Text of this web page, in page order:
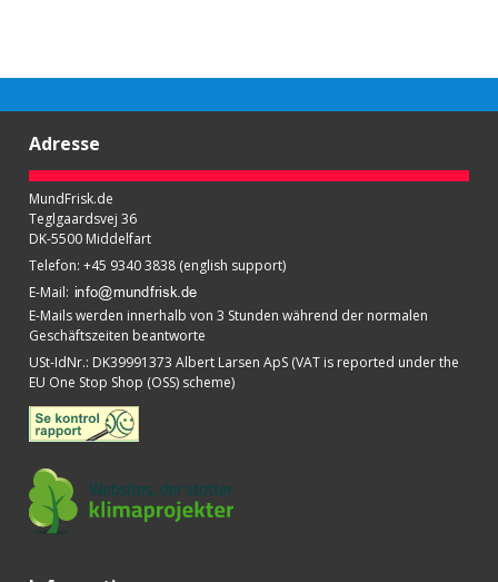
Adresse
MundFrisk.de
Teglgaardsvej 36
DK-5500 Middelfart
Telefon: +45 9340 3838 (english support)
E-Mail:
E-Mails werden innerhalb von 3 Stunden während der normalen
Geschäftszeiten beantworte
USt-IdNr.: DK39991373 Albert Larsen ApS (VAT is reported under the
EU One Stop Shop (OSS) scheme)